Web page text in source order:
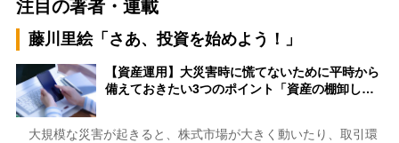
注目の著者・連載
藤川里絵「さあ、投資を始めよう！」
【資産運用】大災害時に慌てないために平時から
備えておきたい3つのポイント「資産の棚卸し…
大規模な災害が起きると、株式市場が大きく動いたり、取引環